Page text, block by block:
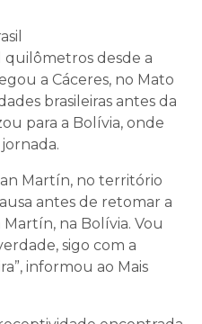
quilômetros desde a
a Cáceres, no Mato
brasileiras antes da
para a Bolívia, onde
Martín, no território
antes de retomar a
na Bolívia. Vou
sigo com a
informou ao Mais